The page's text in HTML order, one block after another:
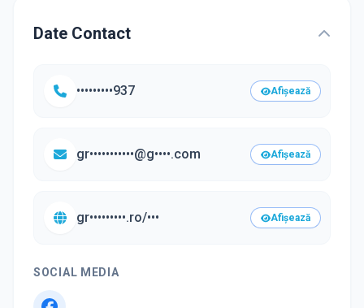
Date Contact
•••••••••937 Afișează
gr•••••••••••@g••••.com Afișează
gr•••••••••.ro/••• Afișează
SOCIAL MEDIA